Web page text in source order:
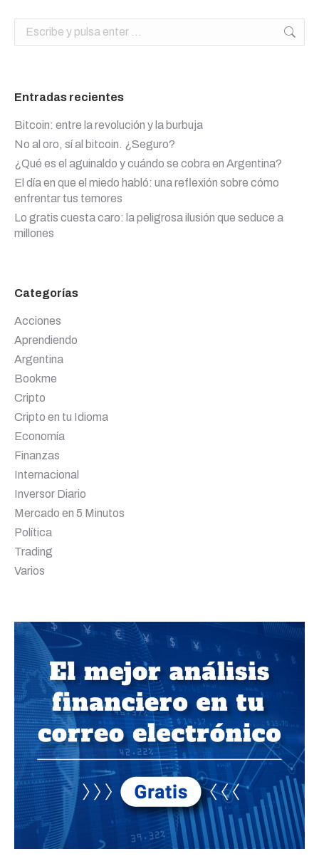
Buscar:
Entradas recientes
Bitcoin: entre la revolución y la burbuja
No al oro, sí al bitcoin. ¿Seguro?
¿Qué es el aguinaldo y cuándo se cobra en Argentina?
El día en que el miedo habló: una reflexión sobre cómo
enfrentar tus temores
Lo gratis cuesta caro: la peligrosa ilusión que seduce a
millones
Categorías
Acciones
Aprendiendo
Argentina
Bookme
Cripto
Cripto en tu Idioma
Economía
Finanzas
Internacional
Inversor Diario
Mercado en 5 Minutos
Política
Trading
Varios